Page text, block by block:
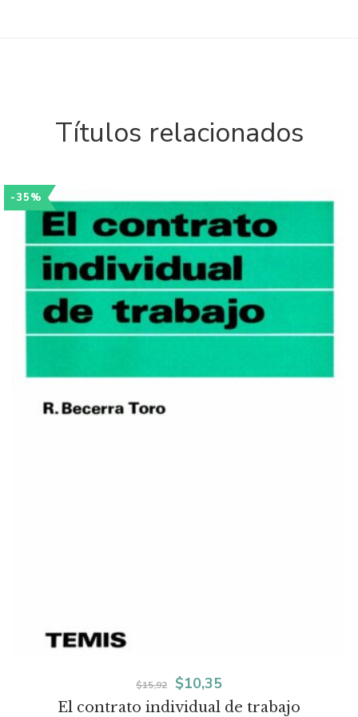
Títulos relacionados
-35%
El contrato individual de trabajo
$15,92
El
precio
$10,35El
precio